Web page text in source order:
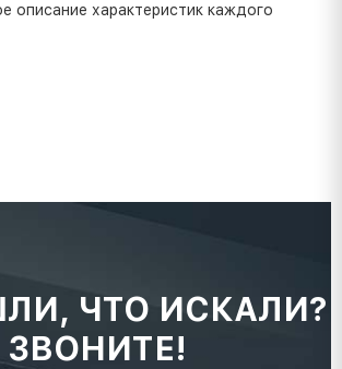
описание характеристик каждого
ЧТО ИСКАЛИ?
ЗВОНИТЕ!